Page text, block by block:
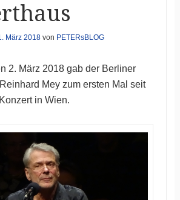
März 2018von PETERsBLOG
2. März 2018 gab der Berliner
Mey zum ersten Mal seit
in Wien.